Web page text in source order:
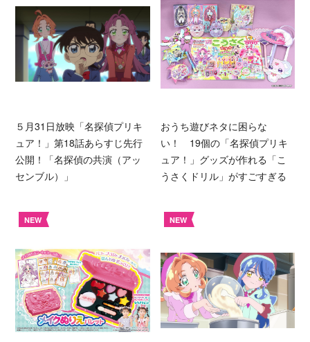
５月31日放映「名探偵プリキ
ュア！」第18話あらすじ先行
公開！「名探偵の共演（アッ
センブル）」
おうち遊びネタに困らな
い！ 19個の「名探偵プリキ
ュア！」グッズが作れる「こ
うさくドリル」がすごすぎる
NEW NEW